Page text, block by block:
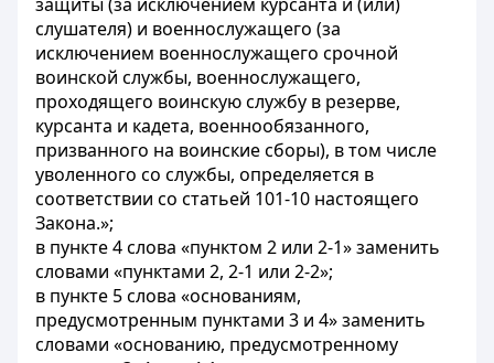
слушателя) и военнослужащего (за
исключением военнослужащего срочной
воинской службы, военнослужащего,
проходящего воинскую службу в резерве,
курсанта и кадета, военнообязанного,
призванного на воинские сборы), в том числе
уволенного со службы, определяется в
соответствии со статьей 101-10 настоящего
Закона.»;
в пункте 4 слова «пунктом 2 или 2-1» заменить
словами «пунктами 2, 2-1 или 2-2»;
в пункте 5 слова «основаниям,
предусмотренным пунктами 3 и 4» заменить
словами «основанию, предусмотренному